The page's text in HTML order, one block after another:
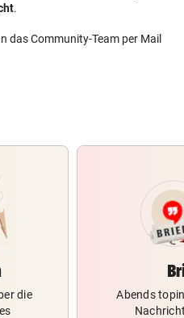
.
das Community-Team per Mail
die
Abends